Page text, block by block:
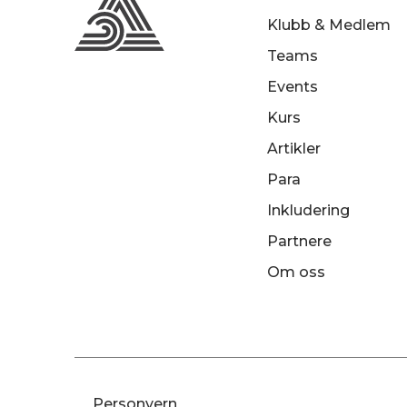
Klubb & Medlem
Teams
Events
Kurs
Artikler
Para
Inkludering
Partnere
Om oss